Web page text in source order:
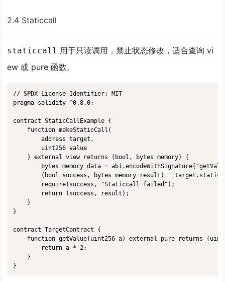
2.4 Staticcall
staticcall 用于只读调用，禁止状态修改，适合查询 vi
ew 或 pure 函数。
// SPDX-License-Identifier: MIT
pragma solidity ^0.8.0;
contract StaticCallExample {
    function makeStaticCall(
        address target,
        uint256 value
    ) external view returns (bool, bytes memory) {
bytes memory data =
(bool success, bytes memory result) =
        require(success, "Staticcall failed");
        return (success, result);
    }
}
contract TargetContract {
function getValue(uint256 a) external pure returns
        return a * 2;
    }
}